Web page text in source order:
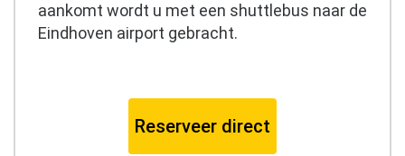
aankomt wordt u met een shuttlebus naar de
Eindhoven airport gebracht.
Reserveer direct